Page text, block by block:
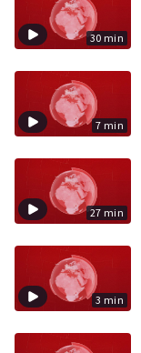
30 min
7 min
27 min
3 min